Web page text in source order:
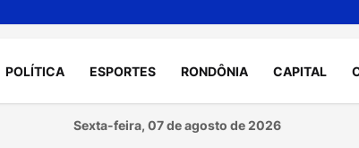
POLÍTICA ESPORTES RONDÔNIA CAPITAL
Sexta-feira, 07 de agosto de 2026